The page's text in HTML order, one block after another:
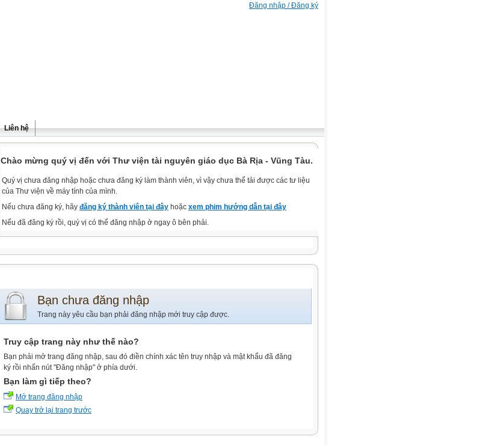
Đăng nhập / Đăng ký
Liên hệ
Chào mừng quý vị đến với Thư viện tài nguyên giáo dục Bà Rịa - Vũng Tàu.
Quý vị chưa đăng nhập hoặc chưa đăng ký làm thành viên, vì vậy chưa thể tải được các tư liệu
của Thư viện về máy tính của mình.
Nếu chưa đăng ký, hãy đăng ký thành viên tại đây hoặc xem phim hướng dẫn tại đây
Nếu đã đăng ký rồi, quý vị có thể đăng nhập ở ngay ô bên phải.
Bạn chưa đăng nhập
Trang này yêu cầu bạn phải đăng nhập mới truy cập được.
Truy cập trang này như thế nào?
Bạn phải mở trang đăng nhập, sau đó điền chính xác tên truy nhập và mật khẩu đã đăng
ký rồi nhấn nút "Đăng nhập" ở phía dưới.
Bạn làm gì tiếp theo?
Mở trang đăng nhập
Quay trở lại trang trước